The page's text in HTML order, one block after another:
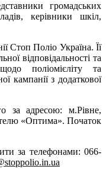
громадських
керівники шкіл,
Стоп Поліо Україна. Її
відповідальності та
поліомієліту та
кампанії з додаткової
за адресою: м.Рівне,
«Оптима». Початок
за телефонами: 066-
stoppolio.in.ua